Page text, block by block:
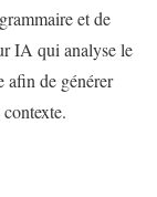
et de
IA qui analyse le
afin de générer